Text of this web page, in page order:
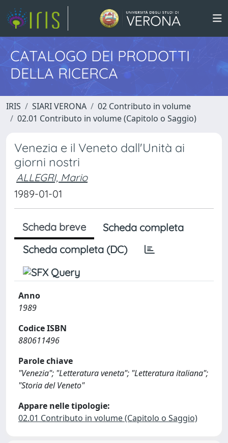
CATALOGO DEI PRODOTTI
DELLA RICERCA
IRIS SIARI VERONA
02 Contributo in volume
02.01 Contributo in volume (Capitolo o Saggio)
Venezia e il Veneto dall'Unità ai
giorni nostri
ALLEGRI, Mario
1989-01-01
Scheda breve
Scheda completa
Scheda completa (DC)
Anno
1989
Codice ISBN
880611496
Parole chiave
"Venezia"; "Letteratura veneta"; "Letteratura italiana";
"Storia del Veneto"
Appare nelle tipologie:
02.01 Contributo in volume (Capitolo o Saggio)